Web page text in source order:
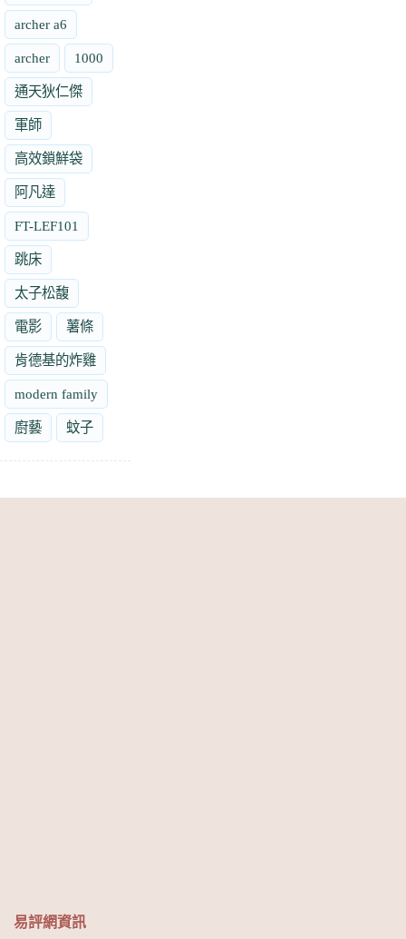
archer a6
archer 1000
通天狄仁傑
軍師
高效鎖鮮袋
阿凡達
FT-LEF101
跳床
太子松馥
電影 薯條
肯德基的炸雞
modern family
廚藝 蚊子
易評網資訊